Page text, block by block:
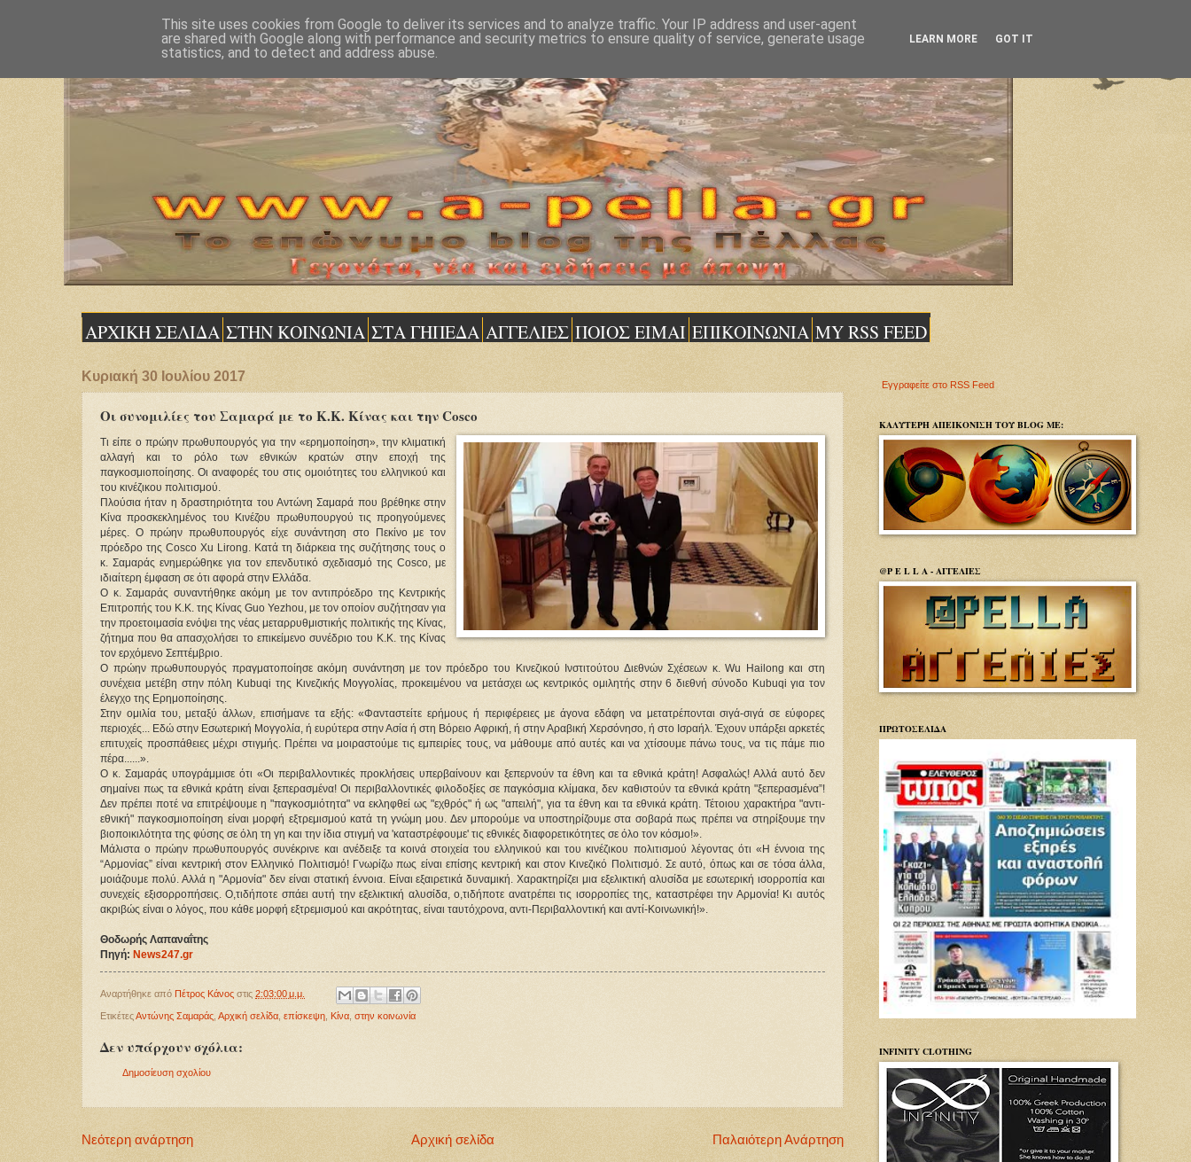
ΑΡΧΙΚΗ ΣΕΛΙΔΑ ΣΤΗΝ ΚΟΙΝΩΝΙΑ ΣΤΑ ΓΗΠΕΔΑ ΑΓΓΕΛΙΕΣ ΠΟΙΟΣ ΕΙΜΑΙ ΕΠΙΚΟΙΝΩΝΙΑ MY RSS FEED
Κυριακή 30 Ιουλίου 2017
Οι συνομιλίες του Σαμαρά με το Κ.Κ. Κίνας και την Cosco
Τι είπε ο πρώην πρωθυπουργός για την «ερημοποίηση», την κλιματική
αλλαγή και το ρόλο των εθνικών κρατών στην εποχή της
παγκοσμιοποίησης. Οι αναφορές του στις ομοιότητες του ελληνικού και
του κινέζικου πολιτισμού.
Πλούσια ήταν η δραστηριότητα του Αντώνη Σαμαρά που βρέθηκε στην
Κίνα προσκεκλημένος του Κινέζου πρωθυπουργού τις προηγούμενες
μέρες. Ο πρώην πρωθυπουργός είχε συνάντηση στο Πεκίνο με τον
πρόεδρο της Cosco Xu Lirong. Κατά τη διάρκεια της συζήτησης τους ο
κ. Σαμαράς ενημερώθηκε για τον επενδυτικό σχεδιασμό της Cosco, με
ιδιαίτερη έμφαση σε ότι αφορά στην Ελλάδα.
Ο κ. Σαμαράς συναντήθηκε ακόμη με τον αντιπρόεδρο της Κεντρικής
Επιτροπής του Κ.Κ. της Κίνας Guo Yezhou, με τον οποίον συζήτησαν για
την προετοιμασία ενόψει της νέας μεταρρυθμιστικής πολιτικής της Κίνας,
ζήτημα που θα απασχολήσει το επικείμενο συνέδριο του Κ.Κ. της Κίνας
τον ερχόμενο Σεπτέμβριο.
Ο πρώην πρωθυπουργός πραγματοποίησε ακόμη συνάντηση με τον πρόεδρο του Κινεζικού Ινστιτούτου Διεθνών Σχέσεων κ. Wu Hailong και στη
συνέχεια μετέβη στην πόλη Kubuqi της Κινεζικής Μογγολίας, προκειμένου να μετάσχει ως κεντρικός ομιλητής στην 6 διεθνή σύνοδο
Kubuqi για τον
έλεγχο της Ερημοποίησης.
Στην ομιλία του, μεταξύ άλλων, επισήμανε τα εξής: «Φανταστείτε ερήμους ή περιφέρειες με άγονα εδάφη να μετατρέπονται σιγά-σιγά σε εύφορες
περιοχές... Εδώ στην Εσωτερική Μογγολία, ή ευρύτερα στην Ασία ή στη Βόρειο Αφρική, ή στην Αραβική Χερσόνησο, ή στο Ισραήλ. Έχουν υπάρξει αρκετές
επιτυχείς προσπάθειες μέχρι στιγμής. Πρέπει να μοιραστούμε τις εμπειρίες τους, να μάθουμε από αυτές και να χτίσουμε πάνω τους, να τις πάμε πιο
πέρα......».
Ο κ. Σαμαράς υπογράμμισε ότι «Οι περιβαλλοντικές προκλήσεις υπερβαίνουν και ξεπερνούν τα έθνη και τα εθνικά κράτη! Ασφαλώς! Αλλά αυτό δεν
σημαίνει πως τα εθνικά κράτη είναι ξεπερασμένα! Οι περιβαλλοντικές φιλοδοξίες σε παγκόσμια κλίμακα, δεν καθιστούν τα εθνικά κράτη "ξεπερασμένα”!
Δεν πρέπει ποτέ να επιτρέψουμε η "παγκοσμιότητα" να εκληφθεί ως "εχθρός" ή ως "απειλή", για τα έθνη και τα εθνικά κράτη. Τέτοιου χαρακτήρα "αντι-
εθνική" παγκοσμιοποίηση είναι μορφή εξτρεμισμού κατά τη γνώμη μου. Δεν μπορούμε να υποστηρίζουμε στα σοβαρά πως πρέπει να στηρίξουμε την
βιοποικιλότητα της φύσης σε όλη τη γη και την ίδια στιγμή να 'καταστρέφουμε' τις εθνικές διαφορετικότητες σε όλο τον κόσμο!».
Μάλιστα ο πρώην πρωθυπουργός συνέκρινε και ανέδειξε τα κοινά στοιχεία του ελληνικού και του κινέζικου πολιτισμού λέγοντας ότι «Η έννοια της
“Αρμονίας” είναι κεντρική στον Ελληνικό Πολιτισμό! Γνωρίζω πως είναι επίσης κεντρική και στον Κινεζικό Πολιτισμό. Σε αυτό, όπως και σε τόσα άλλα,
μοιάζουμε πολύ. Αλλά η "Αρμονία" δεν είναι στατική έννοια. Είναι εξαιρετικά δυναμική. Χαρακτηρίζει μια εξελικτική αλυσίδα με εσωτερική ισορροπία και
συνεχείς εξισορροπήσεις. Ο,τιδήποτε σπάει αυτή την εξελικτική αλυσίδα, ο,τιδήποτε ανατρέπει τις ισορροπίες της, καταστρέφει την Αρμονία! Κι αυτός
ακριβώς είναι ο λόγος, που κάθε μορφή εξτρεμισμού και ακρότητας, είναι ταυτόχρονα, αντι-Περιβαλλοντική και αντί-Κοινωνική!».
Θοδωρής Λαπαναΐτης
Πηγή: News247.gr
Αναρτήθηκε από Πέτρος Κάνος στις 2:03:00 μ.μ.
ΕτικέτεςΑντώνης Σαμαράς Αρχική σελίδα επίσκεψη Κίνα στην κοινωνία
Δεν υπάρχουν σχόλια:
Δημοσίευση σχολίου
Νεότερη ανάρτηση Παλαιότερη Ανάρτηση
Αρχική σελίδα
Εγγραφείτε στο RSS Feed
ΚΑΛΥΤΕΡΗ ΑΠΕΙΚΟΝΙΣΗ ΤΟΥ BLOG ΜΕ:
@P E L L A - ΑΓΓΕΛΙΕΣ
ΠΡΩΤΟΣΕΛΙΔΑ
INFINITY CLOTHING
This site uses cookies from Google to deliver its services and to analyze traffic. Your IP address and user-agent
are shared with Google along with performance and security metrics to ensure quality of service, generate usage
statistics, and to detect and address abuse.
LEARN MORE GOT IT